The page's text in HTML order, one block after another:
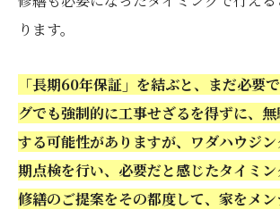
ります。
「長期60年保証」を結ぶと、まだ必要
グでも強制的に工事せざるを得ずに、
する可能性がありますが、ワダハウジ
期点検を行い、必要だと感じたタイミ
修繕のご提案をその都度して、家をメ